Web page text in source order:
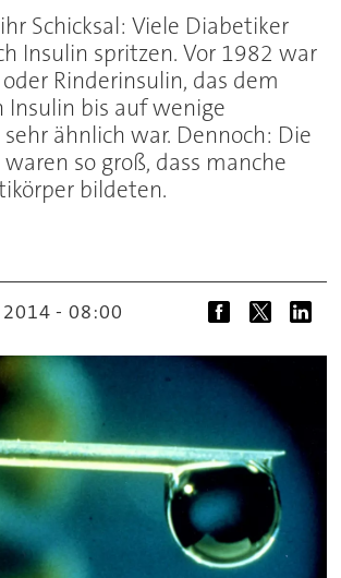
Schicksal: Viele Diabetiker
Insulin spritzen. Vor 1982 war
Rinderinsulin, das dem
Insulin bis auf wenige
ähnlich war. Dennoch: Die
so groß, dass manche
bildeten.
2014 - 08:00